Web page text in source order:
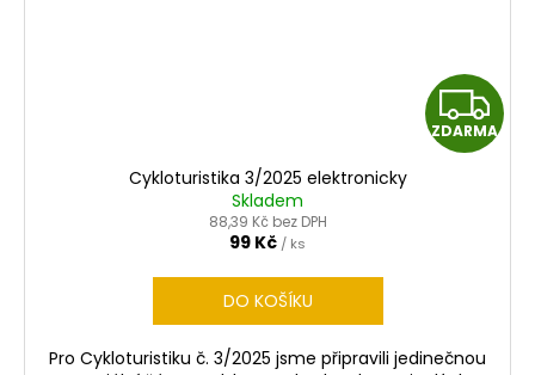
Z
D
ZDARMA
Cykloturistika 3/2025 elektronicky
Skladem
88,39 Kč bez DPH
99 Kč / ks
DO KOŠÍKU
Pro Cykloturistiku č. 3/2025 jsme připravili jedinečnou